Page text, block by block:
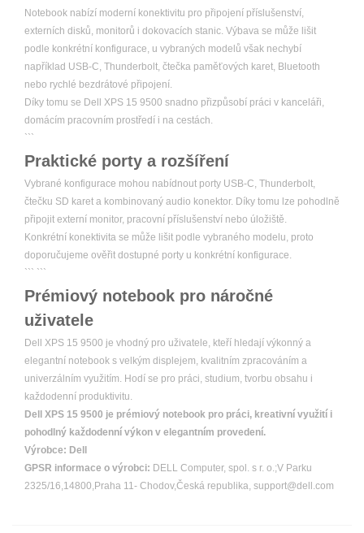
Notebook nabízí moderní konektivitu pro připojení příslušenství,
externích disků, monitorů i dokovacích stanic. Výbava se může lišit
podle konkrétní konfigurace, u vybraných modelů však nechybí
například USB-C, Thunderbolt, čtečka paměťových karet, Bluetooth
nebo rychlé bezdrátové připojení.
Díky tomu se Dell XPS 15 9500 snadno přizpůsobí práci v kanceláři,
domácím pracovním prostředí i na cestách.
```
Praktické porty a rozšíření
Vybrané konfigurace mohou nabídnout porty USB-C, Thunderbolt,
čtečku SD karet a kombinovaný audio konektor. Díky tomu lze pohodlně
připojit externí monitor, pracovní příslušenství nebo úložiště.
Konkrétní konektivita se může lišit podle vybraného modelu, proto
doporučujeme ověřit dostupné porty u konkrétní konfigurace.
``` ```
Prémiový notebook pro náročné
uživatele
Dell XPS 15 9500 je vhodný pro uživatele, kteří hledají výkonný a
elegantní notebook s velkým displejem, kvalitním zpracováním a
univerzálním využitím. Hodí se pro práci, studium, tvorbu obsahu i
každodenní produktivitu.
Dell XPS 15 9500 je prémiový notebook pro práci, kreativní využití i
pohodlný každodenní výkon v elegantním provedení.
Výrobce: Dell
GPSR informace o výrobci: DELL Computer, spol. s r. o.;V Parku
2325/16,14800,Praha 11- Chodov,Česká republika, support@dell.com